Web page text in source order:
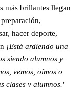
más brillantes llegan
hacer deporte,
¡Está ardiendo una
siendo alumnos y
vemos, oímos o
clases y alumnos."